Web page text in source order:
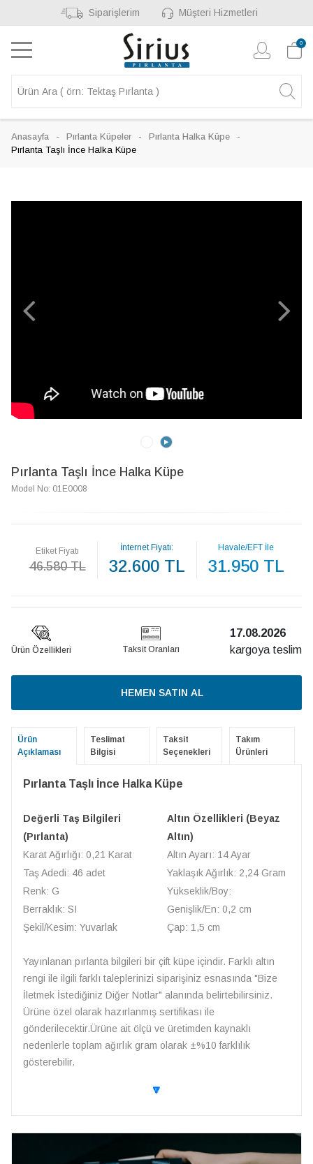
Siparişlerim Müşteri Hizmetleri
0
Anasayfa Pırlanta Küpeler
Pırlanta Halka Küpe
Pırlanta Taşlı İnce Halka Küpe
Pırlanta Taşlı İnce Halka Küpe
Model No: 01E0008
Etiket Fiyatı
46.580 TL
İnternet Fiyatı:
32.600 TL
Havale/EFT İle
31.950 TL
Ürün Özellikleri Taksit Oranları
17.08.2026
kargoya teslim
HEMEN SATIN AL
Ürün
Açıklaması
Teslimat
Bilgisi
Taksit
Seçenekleri
Takım
Ürünleri
Pırlanta Taşlı İnce Halka Küpe
Değerli Taş Bilgileri
(Pırlanta)
Karat Ağırlığı: 0,21 Karat
Taş Adedi: 46 adet
Renk: G
Berraklık: SI
Şekil/Kesim: Yuvarlak
Altın Özellikleri (Beyaz
Altın)
Altın Ayarı: 14 Ayar
Yaklaşık Ağırlık: 2,24 Gram
Yükseklik/Boy:
Genişlik/En: 0,2 cm
Çap: 1,5 cm
Yayınlanan pırlanta bilgileri bir çift küpe içindir. Farklı altın
rengi ile ilgili farklı taleplerinizi siparişiniz esnasında "Bize
İletmek İstediğiniz Diğer Notlar" alanında belirtebilirsiniz.
Ürüne özel olarak hazırlanmış sertifikası ile
gönderilecektir.Ürüne ait ölçü ve üretimden kaynaklı
nedenlerle toplam ağırlık gram olarak ±%10 farklılık
gösterebilir.
🔽